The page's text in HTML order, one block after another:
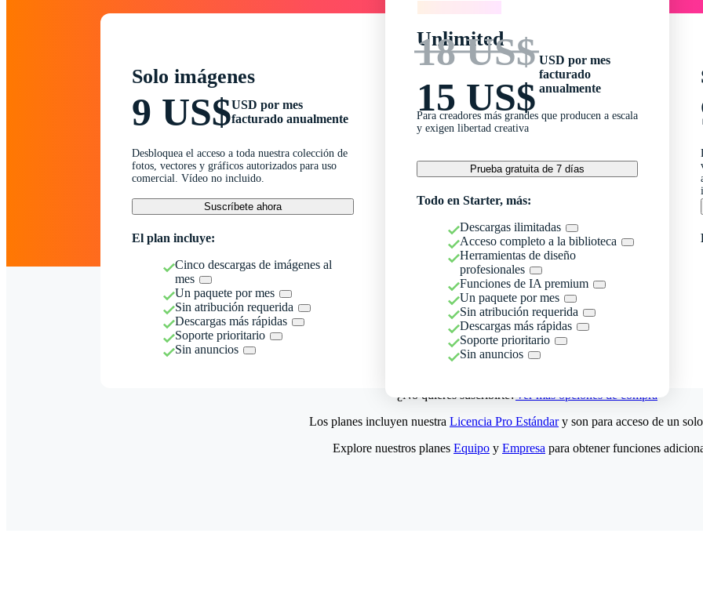
Solo imágenes
9 US$USD por mes
facturado anualmente
Desbloquea el acceso a toda nuestra colección de
fotos, vectores y gráficos autorizados para uso
comercial. Vídeo no incluido.
Suscríbete ahora
El plan incluye:
Cinco descargas de imágenes al
mes
Un paquete por mes
Sin atribución requerida
Descargas más rápidas
Soporte prioritario
Sin anuncios
Unlimited
18 US$
15 US$
USD por mes
facturado
anualmente
Para creadores más grandes que producen a escala
y exigen libertad creativa
Prueba gratuita de 7 días
Todo en Starter, más:
Descargas ilimitadas
Acceso completo a la biblioteca
Herramientas de diseño
profesionales
Funciones de IA premium
Un paquete por mes
Sin atribución requerida
Descargas más rápidas
Soporte prioritario
Sin anuncios
¿No quieres suscribirte?Ver más opciones de compra
Los planes incluyen nuestra Licencia Pro Estándary son para acceso de un
Explore nuestros planes Equipo y Empresa para obtener funciones